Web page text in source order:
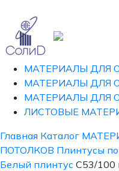
МАТЕРИАЛЫ ДЛЯ
МАТЕРИАЛЫ ДЛЯ
МАТЕРИАЛЫ ДЛЯ
ЛИСТОВЫЕ
Главная Каталог
ПОТОЛКОВ Плинтусы
Белый плинтус С53/100